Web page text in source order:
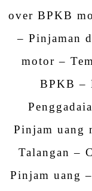
over BPKB
– Pinjaman
motor –
BPKB –
Pinjam uang
Talangan –
Pinjam uang